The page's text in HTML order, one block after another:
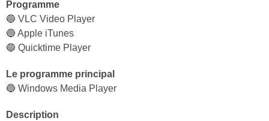
Programme
🔵 VLC Video Player
🔵 Apple iTunes
🔵 Quicktime Player
Le programme principal
🔵 Windows Media Player
Description